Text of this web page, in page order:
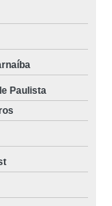
Paulista